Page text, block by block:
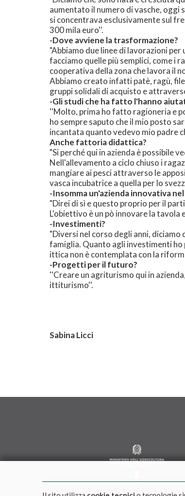
aumentato il numero di vasche,
si concentrava esclusivamente sul
300 mila euro''.
-Dove avviene la trasformazione?
"Abbiamo due linee di lavorazioni
facciamo quelle più semplici, come i
cooperativa della zona che lavora il
Abbiamo creato infatti patè, ragù,
gruppi solidali di acquisto e
-Gli studi che ha fatto l'hanno
''Molto, prima ho fatto ragioneria e
ho sempre saputo che il mio posto
incantata quanto vedevo mio padre
Anche fattoria didattica?
"Si perché qui in azienda è possibile
Nell'allevamento a ciclo chiuso i
mangiare ai pesci attraverso le
vasca incubatrice a quella per lo
-Insomma un'azienda innovativa
"Direi di sì e questo proprio per il
L'obiettivo è un pò innovare la tavola
-Investimenti?
"Diversi nel corso degli anni,
famiglia. Quanto agli investimenti
ittica non è contemplata con la
-Progetti per il futuro?
''Creare un agriturismo qui in
ittiturismo''.
Sabina Licci